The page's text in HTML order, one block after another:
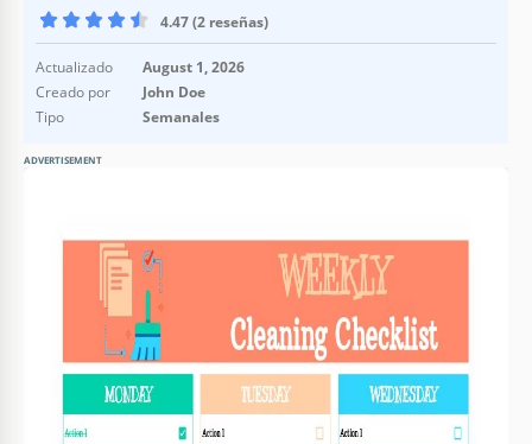
4.47 (2 reseñas)
Actualizado
August 1, 2026
Creado por
John Doe
Tipo
Semanales
ADVERTISEMENT
November 8, 2021
Última actualización
August 1, 2026
Comunidad
Añadido a colecciones por 40 Usuarios
Estadísticas de uso
30 descargas este mes